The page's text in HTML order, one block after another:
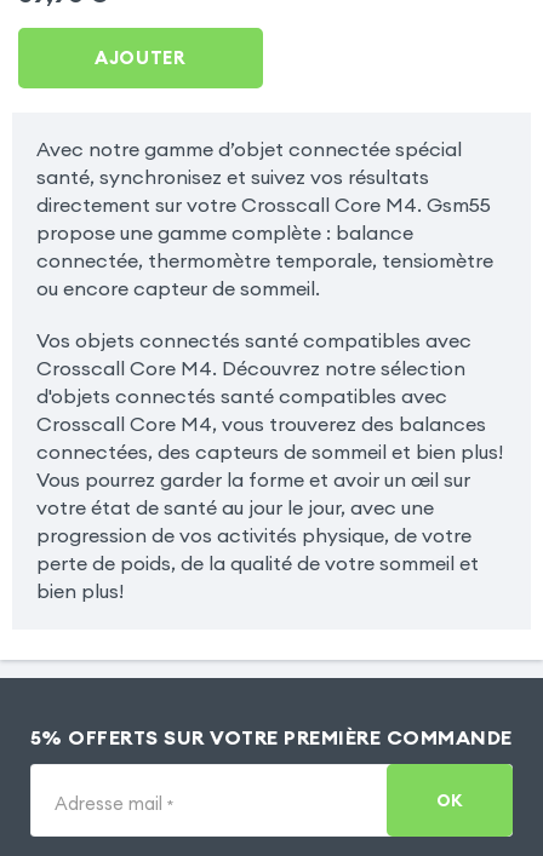
Étanche IP68
AJOUTER
Avec notre gamme d’objet connectée spécial
santé, synchronisez et suivez vos résultats
directement sur votre Crosscall Core M4. Gsm55
propose une gamme complète : balance
connectée, thermomètre temporale, tensiomètre
ou encore capteur de sommeil.
Vos objets connectés santé compatibles avec
Crosscall Core M4. Découvrez notre sélection
d'objets connectés santé compatibles avec
Crosscall Core M4, vous trouverez des balances
connectées, des capteurs de sommeil et bien plus!
Vous pourrez garder la forme et avoir un œil sur
votre état de santé au jour le jour, avec une
progression de vos activités physique, de votre
perte de poids, de la qualité de votre sommeil et
bien plus!
5% OFFERTS SUR VOTRE PREMIÈRE COMMANDE
Adresse mail * OK